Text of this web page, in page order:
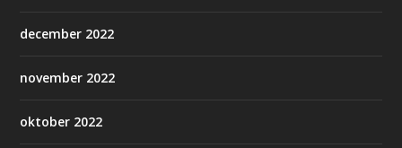
december 2022
november 2022
oktober 2022